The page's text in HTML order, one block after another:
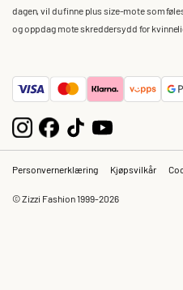
dagen, vil du finne plus size-mote som
og oppdag mote skreddersydd for
Personvernerklæring Kjøpsvilkår
© Zizzi Fashion 1999-2026